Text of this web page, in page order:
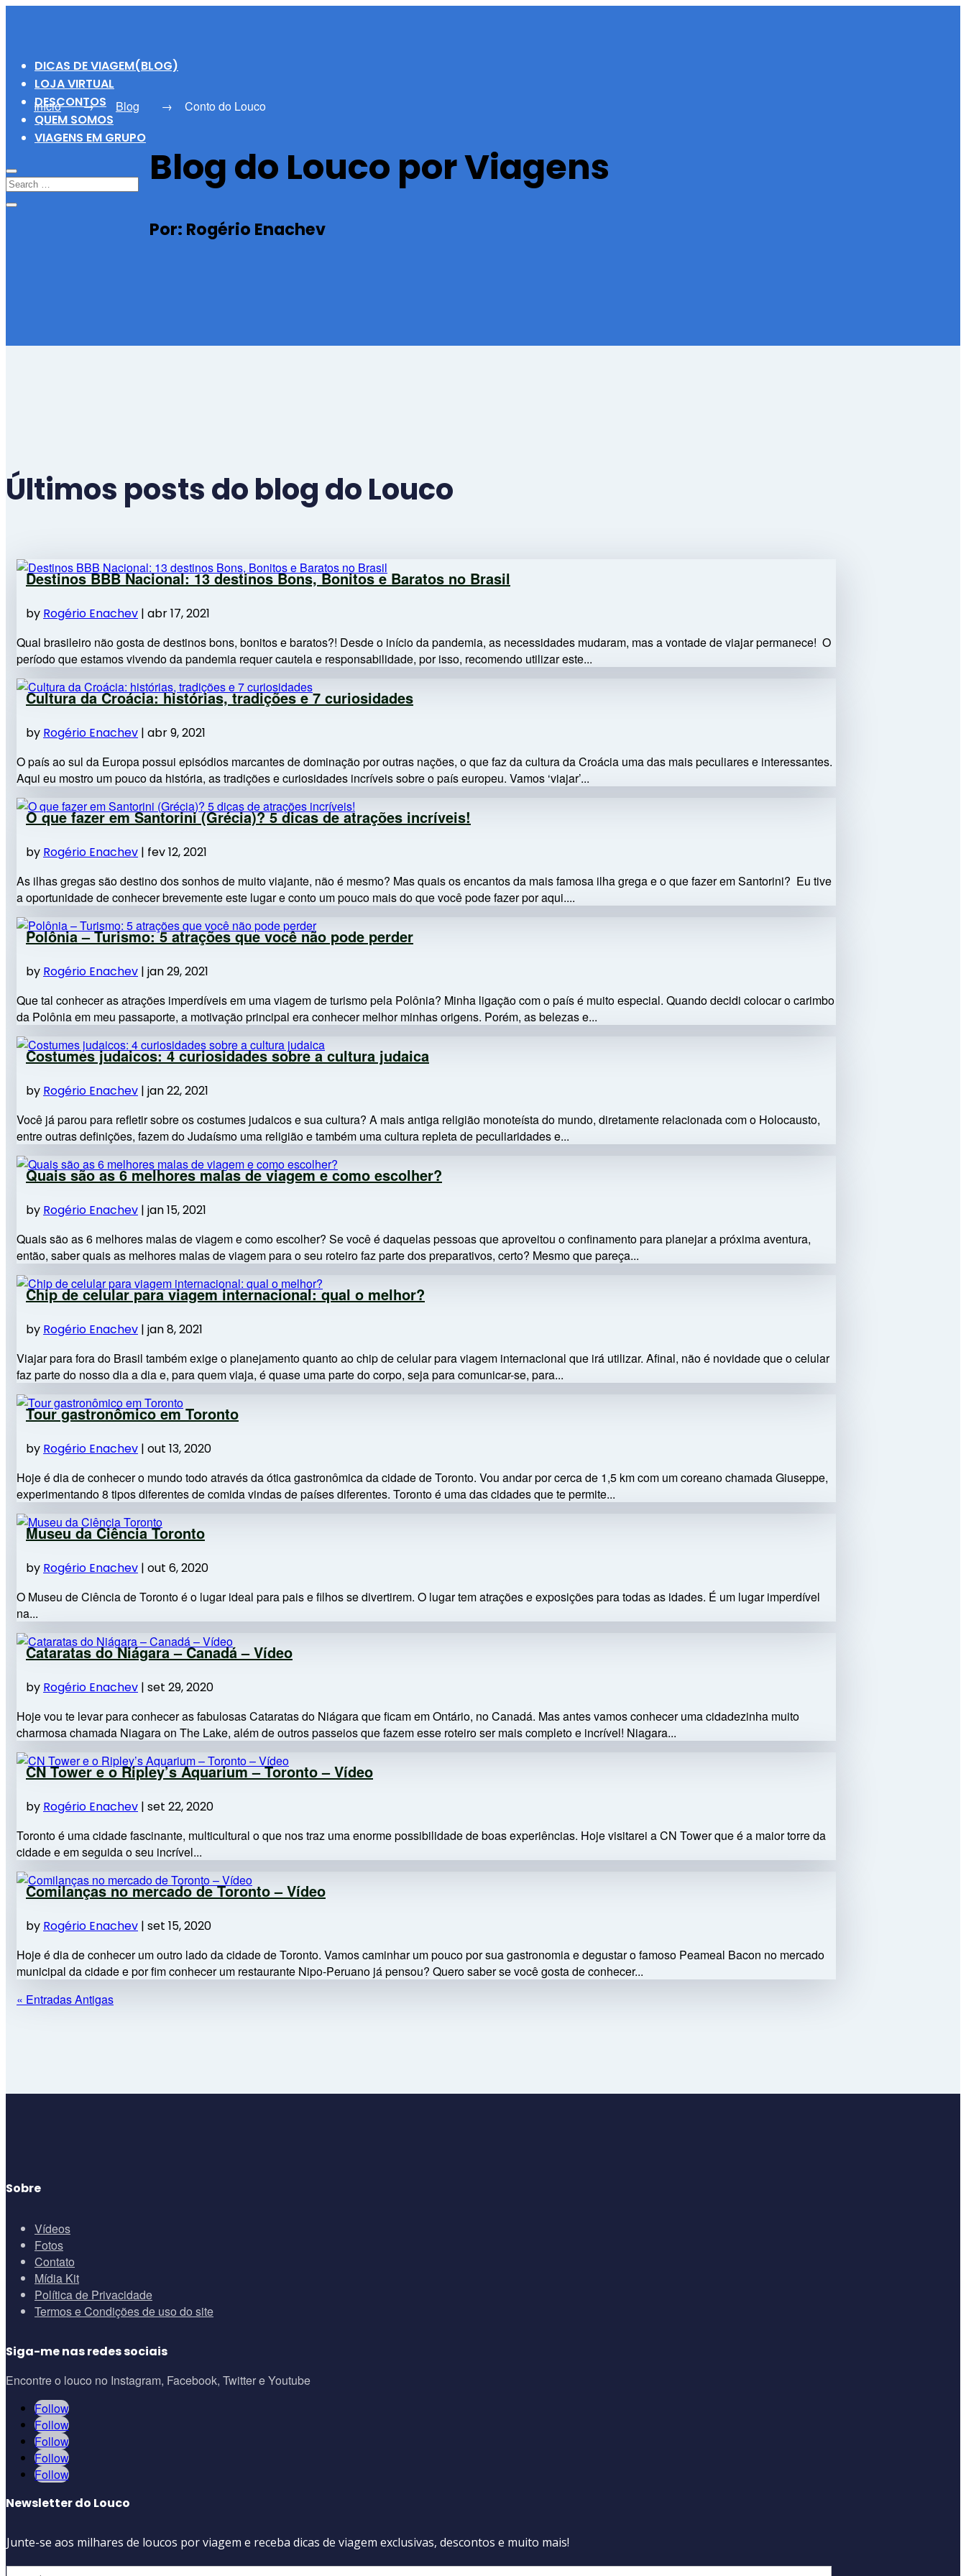
DICAS DE VIAGEM(BLOG)
LOJA VIRTUAL
DESCONTOS
QUEM SOMOS
VIAGENS EM GRUPO
Início → Blog → Conto do Louco
Blog do Louco por Viagens
Por: Rogério Enachev
Últimos posts do blog do Louco
Destinos BBB Nacional: 13 destinos Bons, Bonitos e Baratos no Brasil
by Rogério Enachev | abr 17, 2021
Qual brasileiro não gosta de destinos bons, bonitos e baratos?! Desde o início da pandemia, as necessidades mudaram, mas a vontade de viajar permanece! O
período que estamos vivendo da pandemia requer cautela e responsabilidade, por isso, recomendo utilizar este...
Cultura da Croácia: histórias, tradições e 7 curiosidades
by Rogério Enachev | abr 9, 2021
O país ao sul da Europa possui episódios marcantes de dominação por outras nações, o que faz da cultura da Croácia uma das mais peculiares e interessantes.
Aqui eu mostro um pouco da história, as tradições e curiosidades incríveis sobre o país europeu. Vamos ‘viajar’...
O que fazer em Santorini (Grécia)? 5 dicas de atrações incríveis!
by Rogério Enachev | fev 12, 2021
As ilhas gregas são destino dos sonhos de muito viajante, não é mesmo? Mas quais os encantos da mais famosa ilha grega e o que fazer em Santorini? Eu tive
a oportunidade de conhecer brevemente este lugar e conto um pouco mais do que você pode fazer por aqui....
Polônia – Turismo: 5 atrações que você não pode perder
by Rogério Enachev | jan 29, 2021
Que tal conhecer as atrações imperdíveis em uma viagem de turismo pela Polônia? Minha ligação com o país é muito especial. Quando decidi colocar o carimbo
da Polônia em meu passaporte, a motivação principal era conhecer melhor minhas origens. Porém, as belezas e...
Costumes judaicos: 4 curiosidades sobre a cultura judaica
by Rogério Enachev | jan 22, 2021
Você já parou para refletir sobre os costumes judaicos e sua cultura? A mais antiga religião monoteísta do mundo, diretamente relacionada com o Holocausto,
entre outras definições, fazem do Judaísmo uma religião e também uma cultura repleta de peculiaridades e...
Quais são as 6 melhores malas de viagem e como escolher?
by Rogério Enachev | jan 15, 2021
Quais são as 6 melhores malas de viagem e como escolher? Se você é daquelas pessoas que aproveitou o confinamento para planejar a próxima aventura,
então, saber quais as melhores malas de viagem para o seu roteiro faz parte dos preparativos, certo? Mesmo que pareça...
Chip de celular para viagem internacional: qual o melhor?
by Rogério Enachev | jan 8, 2021
Viajar para fora do Brasil também exige o planejamento quanto ao chip de celular para viagem internacional que irá utilizar. Afinal, não é novidade que o celular
faz parte do nosso dia a dia e, para quem viaja, é quase uma parte do corpo, seja para comunicar-se, para...
Tour gastronômico em Toronto
by Rogério Enachev | out 13, 2020
Hoje é dia de conhecer o mundo todo através da ótica gastronômica da cidade de Toronto. Vou andar por cerca de 1,5 km com um coreano chamada Giuseppe,
experimentando 8 tipos diferentes de comida vindas de países diferentes. Toronto é uma das cidades que te permite...
Museu da Ciência Toronto
by Rogério Enachev | out 6, 2020
O Museu de Ciência de Toronto é o lugar ideal para pais e filhos se divertirem. O lugar tem atrações e exposições para todas as idades. É um lugar imperdível
na...
Cataratas do Niágara – Canadá – Vídeo
by Rogério Enachev | set 29, 2020
Hoje vou te levar para conhecer as fabulosas Cataratas do Niágara que ficam em Ontário, no Canadá. Mas antes vamos conhecer uma cidadezinha muito
charmosa chamada Niagara on The Lake, além de outros passeios que fazem esse roteiro ser mais completo e incrível! Niagara...
CN Tower e o Ripley’s Aquarium – Toronto – Vídeo
by Rogério Enachev | set 22, 2020
Toronto é uma cidade fascinante, multicultural o que nos traz uma enorme possibilidade de boas experiências. Hoje visitarei a CN Tower que é a maior torre da
cidade e em seguida o seu incrível...
Comilanças no mercado de Toronto – Vídeo
by Rogério Enachev | set 15, 2020
Hoje é dia de conhecer um outro lado da cidade de Toronto. Vamos caminhar um pouco por sua gastronomia e degustar o famoso Peameal Bacon no mercado
municipal da cidade e por fim conhecer um restaurante Nipo-Peruano já pensou? Quero saber se você gosta de conhecer...
« Entradas Antigas
Sobre
Vídeos
Fotos
Contato
Mídia Kit
Política de Privacidade
Termos e Condições de uso do site
Siga-me nas redes sociais
Encontre o louco no Instagram, Facebook, Twitter e Youtube
Follow
Follow
Follow
Follow
Follow
Newsletter do Louco